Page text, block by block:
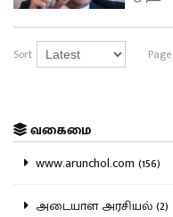
Sort Page
வகைமை
www.arunchol.com (156)
அடையாள அரசியல் (2)